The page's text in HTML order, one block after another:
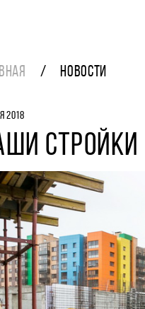
НОВОСТИ
2018
СТРОЙКИ